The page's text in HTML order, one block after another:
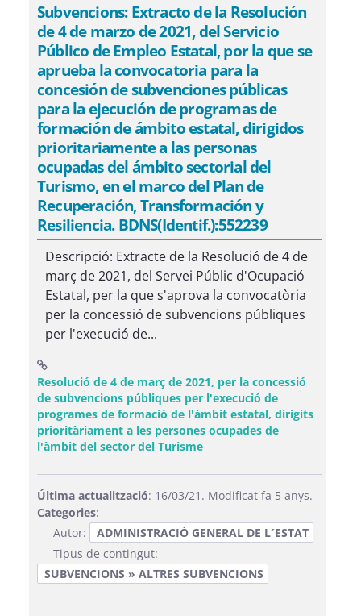
Subvencions: Extracto de la Resolución
de 4 de marzo de 2021, del Servicio
Público de Empleo Estatal, por la que se
aprueba la convocatoria para la
concesión de subvenciones públicas
para la ejecución de programas de
formación de ámbito estatal, dirigidos
prioritariamente a las personas
ocupadas del ámbito sectorial del
Turismo, en el marco del Plan de
Recuperación, Transformación y
Resiliencia. BDNS(Identif.):552239
Descripció: Extracte de la Resolució de 4 de
març de 2021, del Servei Públic d'Ocupació
Estatal, per la que s'aprova la convocatòria
per la concessió de subvencions públiques
per l'execució de...
Resolució de 4 de març de 2021, per la concessió
de subvencions públiques per l'execució de
programes de formació de l'àmbit estatal, dirigits
prioritàriament a les persones ocupades de
l'àmbit del sector del Turisme(Obre una finestra nova)
Última actualització: 16/03/21. Modificat fa 5 anys.
Categories:
Autor:
ADMINISTRACIÓ GENERAL DE L´ESTAT
Tipus de contingut:
SUBVENCIONS » ALTRES SUBVENCIONS